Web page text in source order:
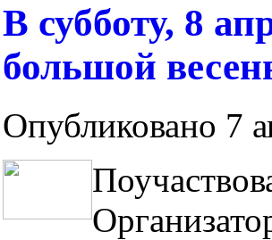
В субботу, 8
большой
Опубликовано 7